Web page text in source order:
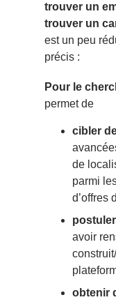
trouver un
trouver un
est un peu
précis :
Pour le
permet de
cibler
de
parmi
d’offres
avoir
obtenir